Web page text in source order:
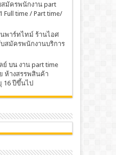
สมัครพนักงาน part
Full time / Part time/
นพาร์ทไทม์ ร้านไอศ
บสมัครพนักงานบริการ
ย์ บน งาน part time
ห้างสรรพสินค้า
16 ปีขึ้นไป